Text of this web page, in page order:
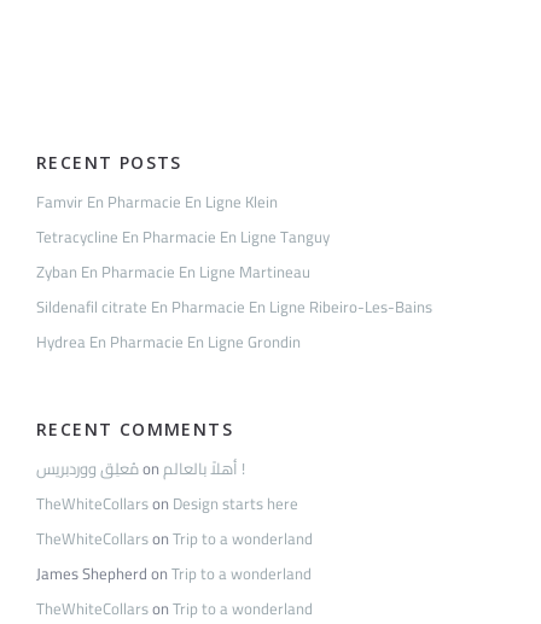
RECENT POSTS
Famvir En Pharmacie En Ligne Klein
Tetracycline En Pharmacie En Ligne Tanguy
Zyban En Pharmacie En Ligne Martineau
Sildenafil citrate En Pharmacie En Ligne Ribeiro-Les-Bains
Hydrea En Pharmacie En Ligne Grondin
RECENT COMMENTS
مُعلِق ووردبريسon
أهلاً بالعالم !
TheWhiteCollarson Design starts here
TheWhiteCollarsonTrip to a wonderland
James ShepherdonTrip to a wonderland
TheWhiteCollarsonTrip to a wonderland